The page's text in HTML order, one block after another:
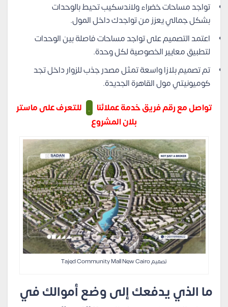
تواجد مساحات خضراء ولاندسكيب تحيط بالوحدات
بشكل جمالي يعزز من تواجدك داخل المول.
اعتمد التصميم على تواجد مساحات فاصلة بين الوحدات
لتطبيق معايير الخصوصية لكل وحدة.
تم تصميم بلازا واسعة تمثل مصدر جذب للزوار داخل تجد
كوميونيتي مول القاهرة الجديدة.
تواصل مع رقم فريق خدمة عملائنا
للتعرف على ماستر
بلان المشروع
تصميم Tajed Community Mall New Cairo
ما الذي يدفعك إلى وضع أموالك في